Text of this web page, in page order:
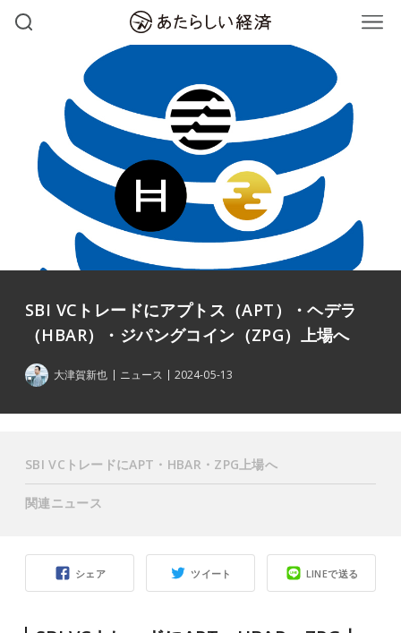
SBI VCトレードにアプトス（APT）・ヘデラ
（HBAR）・ジパングコイン（ZPG）上場へ
大津賀新也 ニュース 2024-05-13
シェア ツイート LINEで送る
SBI VCトレードにAPT・HBAR・ZPG上場へ
関連ニュース